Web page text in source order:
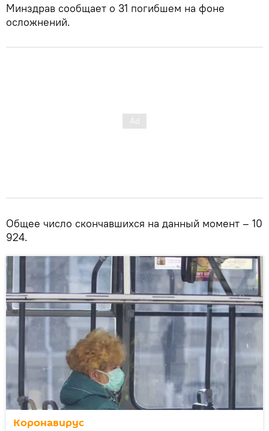
Минздрав сообщает о 31 погибшем на фоне
осложнений.
Общее число скончавшихся на данный момент – 10
924.
Коронавирус